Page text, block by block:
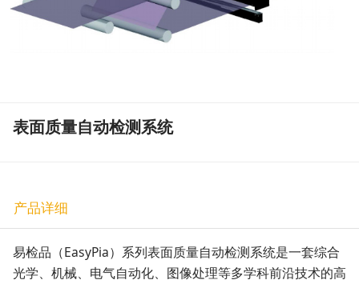
表面质量自动检测系统
产品详细
易检品（EasyPia）系列表面质量自动检测系统是一套综合
光学、机械、电气自动化、图像处理等多学科前沿技术的高